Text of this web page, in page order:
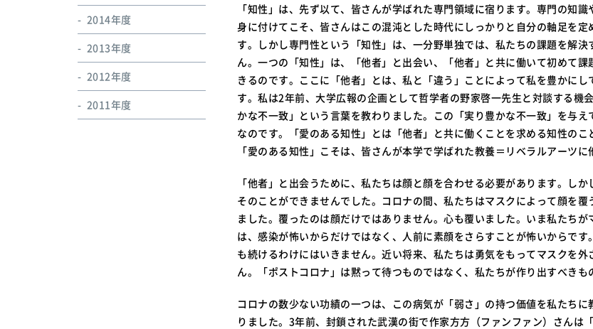
「知性」は、先ず以て、皆さんが学ばれた専門領域に宿ります。専門の知
身に付けてこそ、皆さんはこの混沌とした時代にしっかりと自分の軸足を定
す。しかし専門性という「知性」は、一分野単独では、私たちの課題を解決
ん。一つの「知性」は、「他者」と出会い、「他者」と共に働いて初めて課
きるのです。ここに「他者」とは、私と「違う」ことによって私を豊かにし
す。私は2年前、大学広報の企画として哲学者の野家啓一先生と対談する機
かな不一致」という言葉を教わりました。この「実り豊かな不一致」を与え
なのです。「愛のある知性」とは「他者」と共に働くことを求める知性のこ
「愛のある知性」こそは、皆さんが本学で学ばれた教養＝リベラルアーツに
「他者」と出会うために、私たちは顔と顔を合わせる必要があります。しか
そのことができませんでした。コロナの間、私たちはマスクによって顔を覆
ました。覆ったのは顔だけではありません。心も覆いました。いま私たちが
は、感染が怖いからだけではなく、人前に素顔をさらすことが怖いからです
も続けるわけにはいきません。近い将来、私たちは勇気をもってマスクを外
ん。「ポストコロナ」は黙って待つものではなく、私たちが作り出すべきも
コロナの数少ない功績の一つは、この病気が「弱さ」の持つ価値を私たちに
りました。3年前、封鎖された武漢の街で作家方方（ファンファン）さんは
2014年度
2013年度
2012年度
2011年度